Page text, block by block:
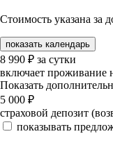
Стоимость указана за
показать календарь
8 990 ₽ за сутки
включает проживание
Показать
5 000 ₽
страховой депозит
показывать